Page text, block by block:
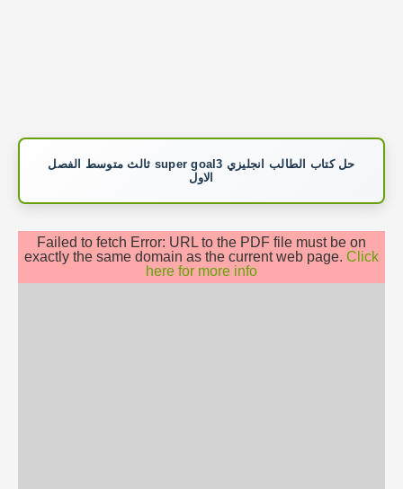
حل كتاب الطالب انجليزي super goal3 ثالث متوسط الفصل
الاول
Failed to fetch Error: URL to the PDF file must be on
exactly the same domain as the current web page. Click
here for more info